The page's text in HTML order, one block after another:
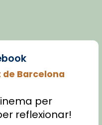
Barcelona
per
reflexionar!